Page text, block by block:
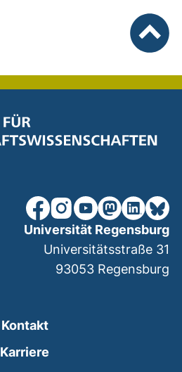
unsere Facebook-Seite
unsere Instagram-
unsere YouTube-
unsereunsere
Kontakt
Karriere
Universität Regensburg
Universitätsstraße 31
93053 Regensburg